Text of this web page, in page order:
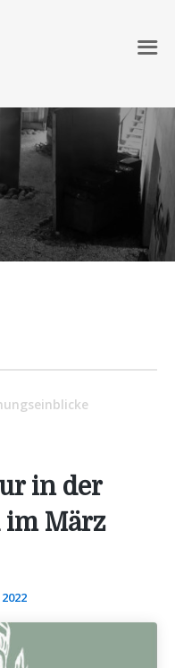
in der
im März